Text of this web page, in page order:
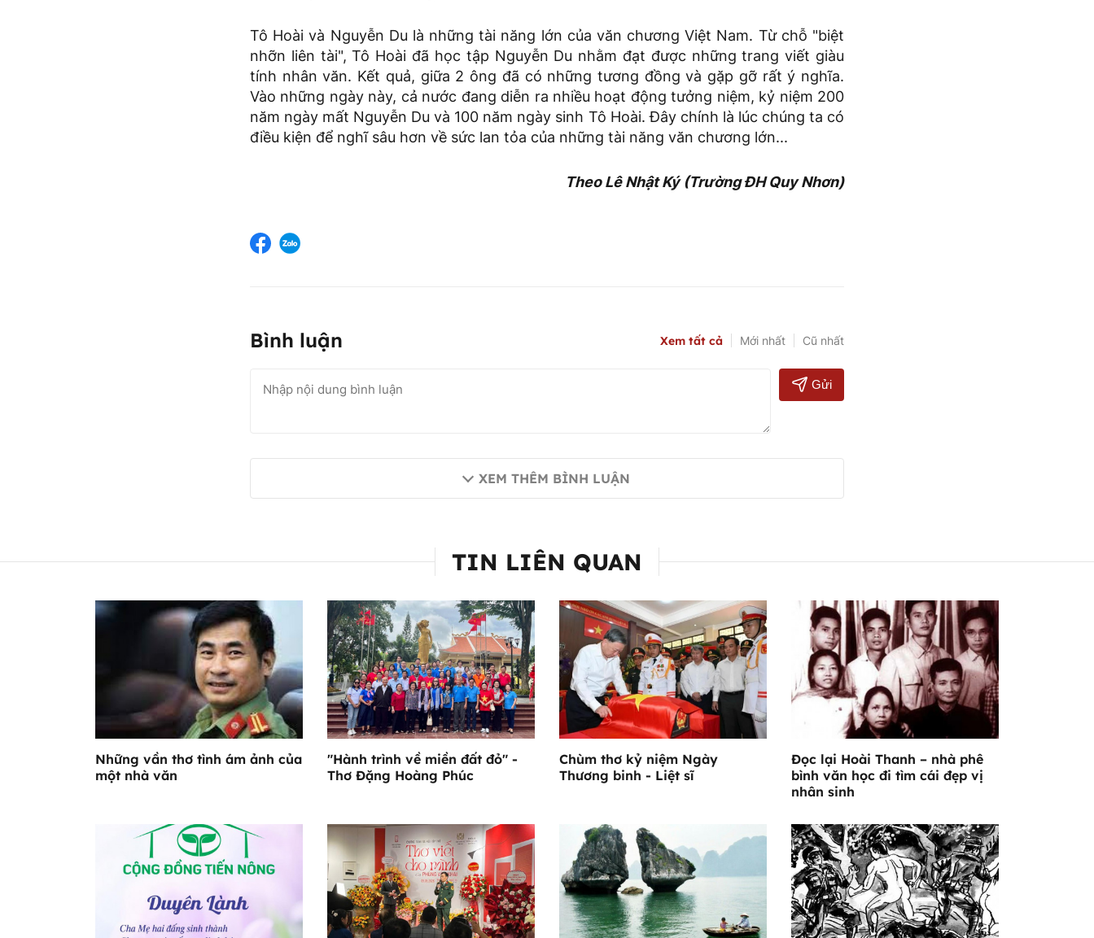
Tô Hoài và Nguyễn Du là những tài năng lớn của văn chương Việt Nam. Từ chỗ "biệt
nhỡn liên tài", Tô Hoài đã học tập Nguyễn Du nhằm đạt được những trang viết giàu
tính nhân văn. Kết quả, giữa 2 ông đã có những tương đồng và gặp gỡ rất ý nghĩa.
Vào những ngày này, cả nước đang diễn ra nhiều hoạt động tưởng niệm, kỷ niệm 200
năm ngày mất Nguyễn Du và 100 năm ngày sinh Tô Hoài. Đây chính là lúc chúng ta có
điều kiện để nghĩ sâu hơn về sức lan tỏa của những tài năng văn chương lớn...
Theo Lê Nhật Ký (Trường ĐH Quy Nhơn)
Bình luận Xem tất cả Mới nhất Cũ nhất
Gửi
XEM THÊM BÌNH LUẬN
TIN LIÊN QUAN
Những vần thơ tình ám ảnh của
một nhà văn
"Hành trình về miền đất đỏ" -
Thơ Đặng Hoàng Phúc
Chùm thơ kỷ niệm Ngày
Thương binh - Liệt sĩ
Đọc lại Hoài Thanh – nhà phê
bình văn học đi tìm cái đẹp vị
nhân sinh